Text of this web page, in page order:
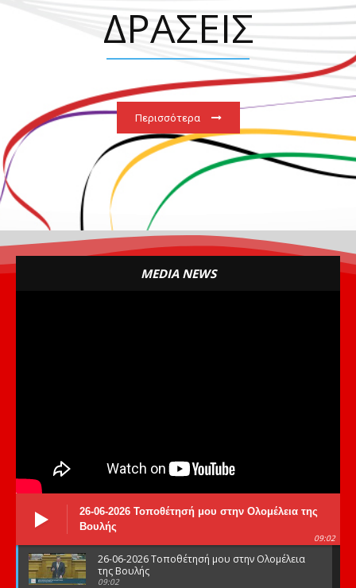
ΔΡΑΣΕΙΣ
Περισσότερα
MEDIA NEWS
26-06-2026 Τοποθέτησή μου στην Ολομέλεια της
Βουλής
09:02
26-06-2026 Τοποθέτησή μου στην Ολομέλεια
της Βουλής
09:02